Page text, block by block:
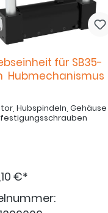
für SB35-
Hubmechanismus
Hubspindeln, Gehäuse
€*